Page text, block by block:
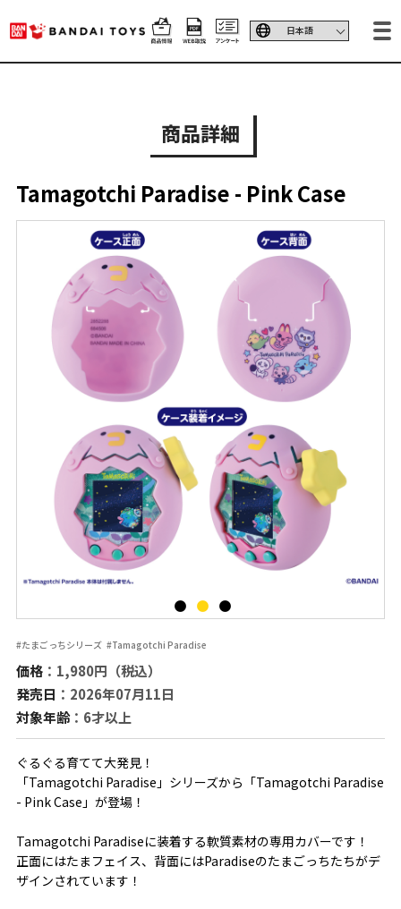
商品詳細
Tamagotchi Paradise - Pink Case
#たまごっちシリーズ #Tamagotchi Paradise
価格：1,980円（税込）
発売日 ：2026年07月11日
対象年齢：6才以上
ぐるぐる育てて大発見！
「Tamagotchi Paradise」シリーズから「Tamagotchi Paradise
- Pink Case」が登場！
Tamagotchi Paradiseに装着する軟質素材の専用カバーです！
正面にはたまフェイス、背面にはParadiseのたまごっちたちがデ
ザインされています！